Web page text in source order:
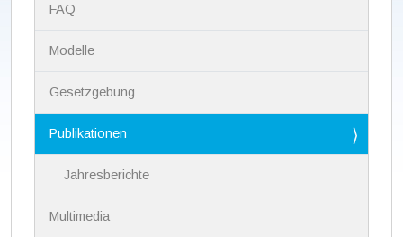
i
FAQ
Modelle
Gesetzgebung
Publikationen
Jahresberichte
Multimedia